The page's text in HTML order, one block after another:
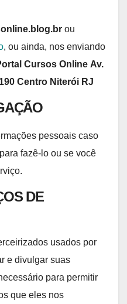
ou
, ou ainda, nos enviando
Cursos Online Av.
Centro Niterói RJ
pessoais caso
fazê-lo ou se você
DE
usados por
e divulgar suas
para permitir
que eles nos